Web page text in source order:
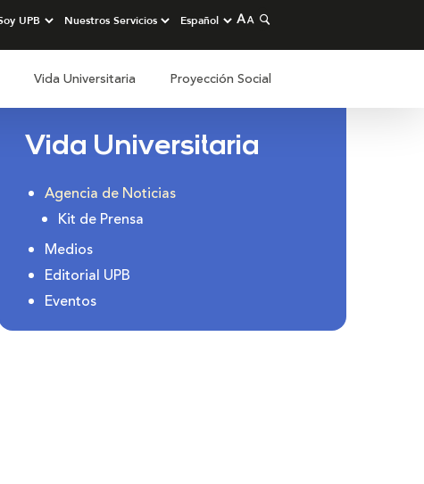
Vida Universitaria Proyección Social
Vida Universitaria
Agencia de Noticias
Kit de Prensa
Medios
Editorial UPB
Eventos